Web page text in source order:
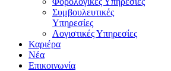
Συμβουλευτικές
Υπηρεσίες
Λογιστικές Υπηρεσίες
Καριέρα
Νέα
Επικοινωνία